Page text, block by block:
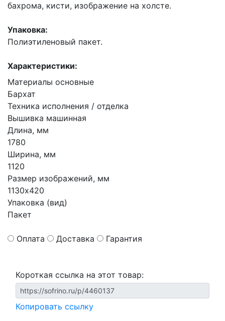
бахрома, кисти, изображение на холсте.
Упаковка:
Полиэтиленовый пакет.
Характеристики:
Материалы основные
Бархат
Техника исполнения / отделка
Вышивка машинная
Длина, мм
1780
Ширина, мм
1120
Размер изображений, мм
1130х420
Упаковка (вид)
Пакет
Оплата Доставка Гарантия
Короткая ссылка на этот товар:
Копировать ссылку